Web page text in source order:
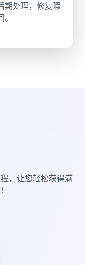
期处理，修复瑕
，让您轻松获得满